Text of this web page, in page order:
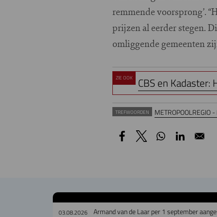
remmende voorsprong’.
prijzen al eerder stegen.
omliggende gemeenten
ZIE OOK CBS en Kadaster:
TREFWOORDEN METROPOOLREGIO -
03.08.2026 Armand van de Laar per 1 september